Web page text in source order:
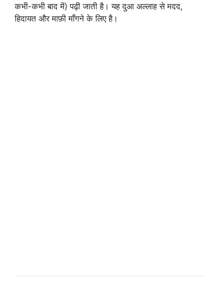
कभी-कभी बाद में) पढ़ी जाती है। यह दुआ अल्लाह से मदद,
हिदायत और माफ़ी माँगने के लिए है।